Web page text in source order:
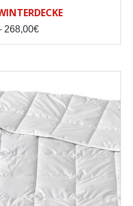
268,00€Price
268,00€